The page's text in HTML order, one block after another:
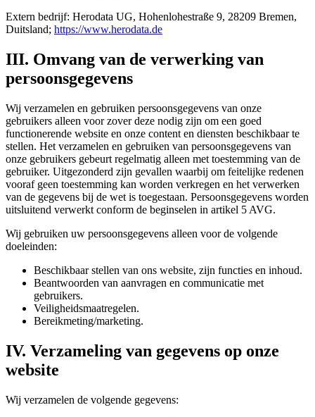
Extern bedrijf: Herodata UG, Hohenlohestraße 9, 28209 Bremen,
Duitsland; https://www.herodata.de
III. Omvang van de verwerking van
persoonsgegevens
Wij verzamelen en gebruiken persoonsgegevens van onze
gebruikers alleen voor zover deze nodig zijn om een goed
functionerende website en onze content en diensten beschikbaar te
stellen. Het verzamelen en gebruiken van persoonsgegevens van
onze gebruikers gebeurt regelmatig alleen met toestemming van de
gebruiker. Uitgezonderd zijn gevallen waarbij om feitelijke redenen
vooraf geen toestemming kan worden verkregen en het verwerken
van de gegevens bij de wet is toegestaan. Persoonsgegevens worden
uitsluitend verwerkt conform de beginselen in artikel 5 AVG.
Wij gebruiken uw persoonsgegevens alleen voor de volgende
doeleinden:
Beschikbaar stellen van ons website, zijn functies en inhoud.
Beantwoorden van aanvragen en communicatie met
gebruikers.
Veiligheidsmaatregelen.
Bereikmeting/marketing.
IV. Verzameling van gegevens op onze
website
Wij verzamelen de volgende gegevens: